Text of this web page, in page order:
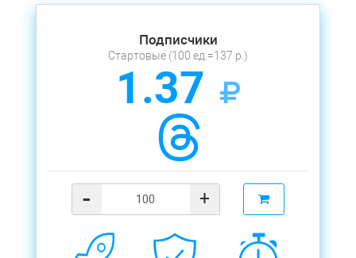
Подписчики
Стартовые (100 ед.=137 р.)
1.37
- +